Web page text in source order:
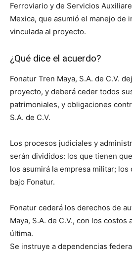
Ferroviario y de Servicios
Mexica, que asumió el manejo de
vinculada al proyecto.
¿Qué dice el acuerdo?
Fonatur Tren Maya, S.A. de C.V.
proyecto, y deberá ceder todos
patrimoniales, y obligaciones
S.A. de C.V.
Los procesos judiciales y
serán divididos: los que tienen
los asumirá la empresa militar; los
bajo Fonatur.
Fonatur cederá los derechos de
Maya, S.A. de C.V., con los costos
última.
Se instruye a dependencias